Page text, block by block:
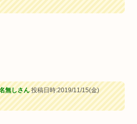
無しさん投稿日時:2019/11/15(金)